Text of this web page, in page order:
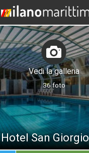
Vedi la galleria
36 foto
Hotel San Giorgio